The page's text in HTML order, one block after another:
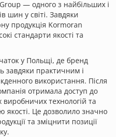
— одного з найбільших і
шин у світі. Завдяки
продукція Kormoran
стандарти якості та
у Польщі, де бренд
завдяки практичним і
використання. Після
отримала доступ до
технологій та
якості. Це дозволило значно
та зміцнити позиції